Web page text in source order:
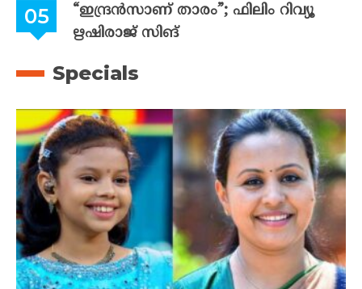
“ഇന്ദ്രൻസാണ് താരം”; ഫിലിം റിവ്യൂ
ഋഷിരാജ് സിങ്
Specials